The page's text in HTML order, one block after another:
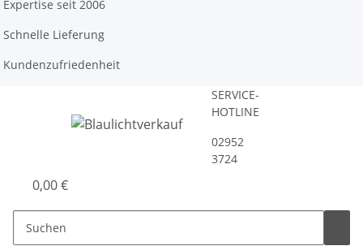
Expertise seit 2006
Schnelle Lieferung
Kundenzufriedenheit
SERVICE-
HOTLINE
02952
3724
0,00 €